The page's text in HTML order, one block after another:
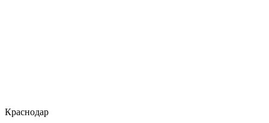
Краснодар